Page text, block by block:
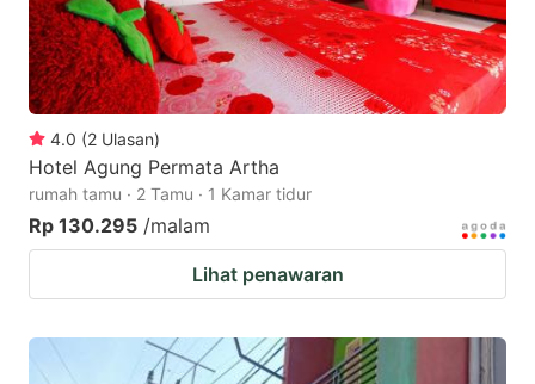
4.0 (2 Ulasan)
Hotel Agung Permata Artha
rumah tamu · 2 Tamu · 1 Kamar tidur
Rp 130.295 /malam
Lihat penawaran